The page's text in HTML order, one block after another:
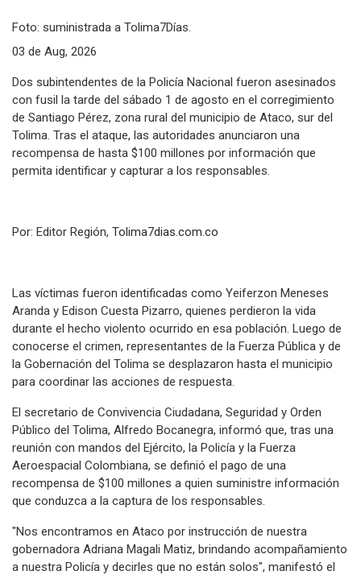
Foto: suministrada a Tolima7Días.
03 de Aug, 2026
Dos subintendentes de la Policía Nacional fueron asesinados
con fusil la tarde del sábado 1 de agosto en el corregimiento
de Santiago Pérez, zona rural del municipio de Ataco, sur del
Tolima. Tras el ataque, las autoridades anunciaron una
recompensa de hasta $100 millones por información que
permita identificar y capturar a los responsables.
Por: Editor Región, Tolima7dias.com.co
Las víctimas fueron identificadas como Yeiferzon Meneses
Aranda y Edison Cuesta Pizarro, quienes perdieron la vida
durante el hecho violento ocurrido en esa población. Luego de
conocerse el crimen, representantes de la Fuerza Pública y de
la Gobernación del Tolima se desplazaron hasta el municipio
para coordinar las acciones de respuesta.
El secretario de Convivencia Ciudadana, Seguridad y Orden
Público del Tolima, Alfredo Bocanegra, informó que, tras una
reunión con mandos del Ejército, la Policía y la Fuerza
Aeroespacial Colombiana, se definió el pago de una
recompensa de $100 millones a quien suministre información
que conduzca a la captura de los responsables.
"Nos encontramos en Ataco por instrucción de nuestra
gobernadora Adriana Magali Matiz, brindando acompañamiento
a nuestra Policía y decirles que no están solos", manifestó el